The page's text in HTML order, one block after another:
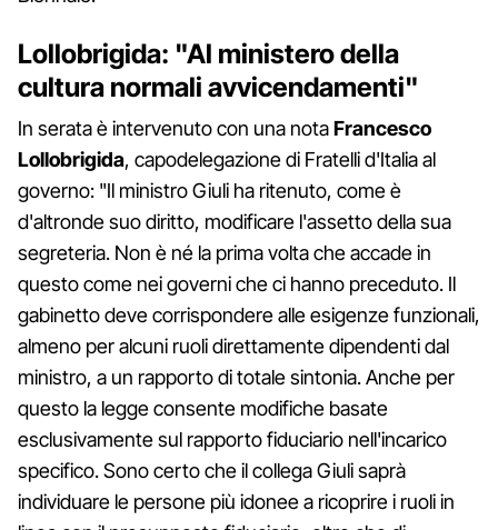
Lollobrigida: "Al ministero della
cultura normali avvicendamenti"
In serata è intervenuto con una notaFrancesco
Lollobrigida, capodelegazione di Fratelli d'Italia al
governo: "Il ministro Giuli ha ritenuto, come è
d'altronde suo diritto, modificare l'assetto della sua
segreteria. Non è né la prima volta che accade in
questo come nei governi che ci hanno preceduto. Il
gabinetto deve corrispondere alle esigenze funzionali,
almeno per alcuni ruoli direttamente dipendenti dal
ministro, a un rapporto di totale sintonia. Anche per
questo la legge consente modifiche basate
esclusivamente sul rapporto fiduciario nell'incarico
specifico. Sono certo che il collega Giuli saprà
individuare le persone più idonee a ricoprire i ruoli in